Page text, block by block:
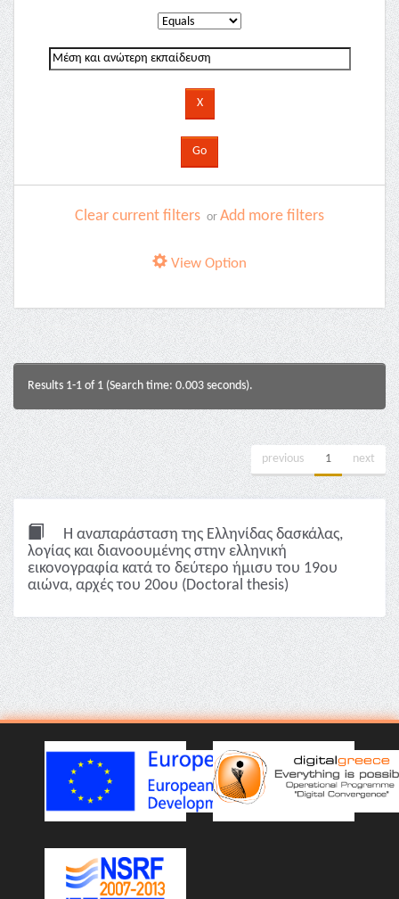
Clear current filters or Add more filters
View Option
Results 1-1 of 1 (Search time: 0.003 seconds).
previous 1 next
Η αναπαράσταση της Ελληνίδας δασκάλας,
λoγίας και διανοουμένης στην ελληνική
εικονογραφία κατά το δεύτερο ήμισυ του 19ου
αιώνα, αρχές του 20ου (Doctoral thesis)